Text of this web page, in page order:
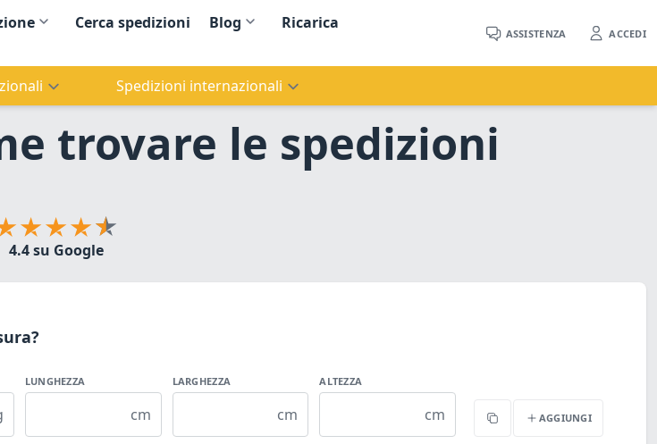
Cerca spedizioni Blog
Ricarica
ASSISTENZA ACCEDI
Spedizioni internazionali
trovare le spedizioni
4.4 su Google
LUNGHEZZA
cm
LARGHEZZA
cm
ALTEZZA
cm
Copia AGGIUNGI